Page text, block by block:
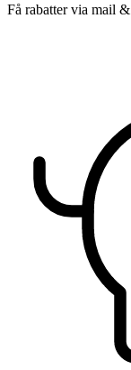
Få rabatter via mail